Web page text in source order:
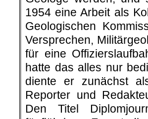
1954 eine Arbeit als
Geologischen
Versprechen,
für eine
hatte das alles nur
diente er zunächst
Reporter und
Den Titel